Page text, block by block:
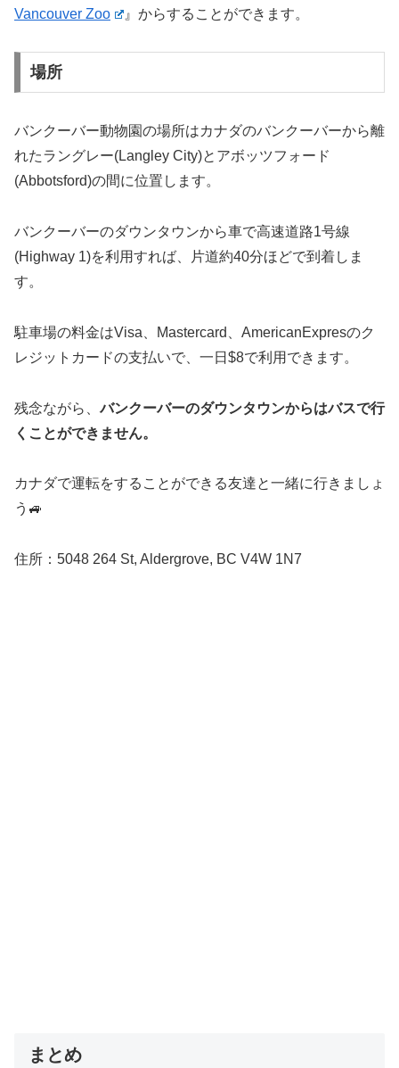
Vancouver Zoo 』からすることができます。
場所
バンクーバー動物園の場所はカナダのバンクーバーから離
れたラングレー(Langley City)とアボッツフォード
(Abbotsford)の間に位置します。
バンクーバーのダウンタウンから車で高速道路1号線
(Highway 1)を利用すれば、片道約40分ほどで到着しま
す。
駐車場の料金はVisa、Mastercard、AmericanExpresのク
レジットカードの支払いで、一日$8で利用できます。
残念ながら、バンクーバーのダウンタウンからはバスで行
くことができません。
カナダで運転をすることができる友達と一緒に行きましょ
う🚙
住所：5048 264 St, Aldergrove, BC V4W 1N7
まとめ